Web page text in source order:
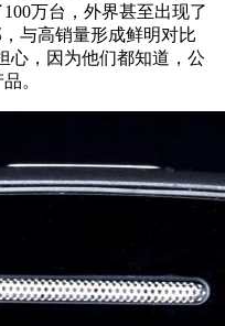
万台，外界甚至出现了
与高销量形成鲜明对比
心，因为他们都知道，公
。